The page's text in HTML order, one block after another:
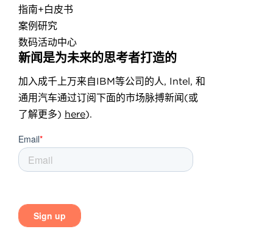
指南+白皮书
案例研究
数码活动中心
新闻是为未来的思考者打造的
加入成千上万来自IBM等公司的人, Intel, 和
通用汽车通过订阅下面的市场脉搏新闻(或
了解更多) here).